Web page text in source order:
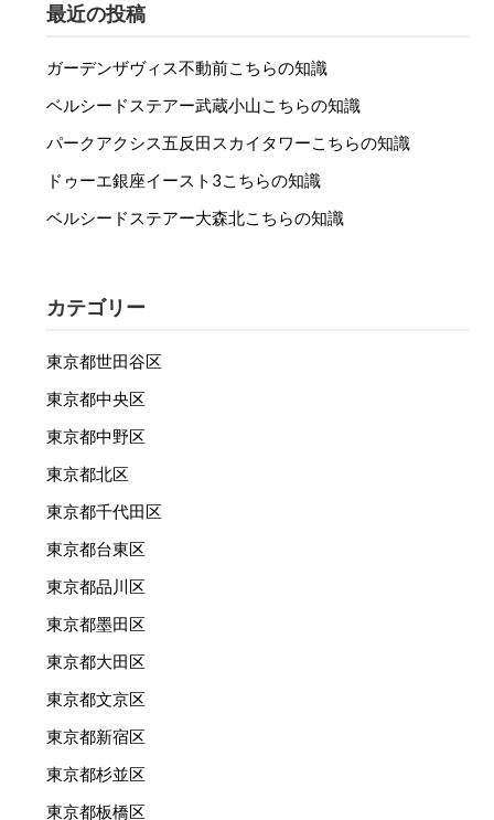
最近の投稿
ガーデンザヴィス不動前こちらの知識
ベルシードステアー武蔵小山こちらの知識
パークアクシス五反田スカイタワーこちらの知識
ドゥーエ銀座イースト3こちらの知識
ベルシードステアー大森北こちらの知識
カテゴリー
東京都世田谷区
東京都中央区
東京都中野区
東京都北区
東京都千代田区
東京都台東区
東京都品川区
東京都墨田区
東京都大田区
東京都文京区
東京都新宿区
東京都杉並区
東京都板橋区